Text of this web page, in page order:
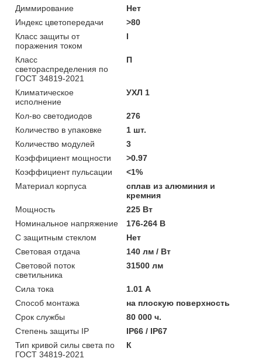
Диммирование
Нет
Индекс цветопередачи
>80
Класс защиты от
поражения током
I
Класс
светораспределения по
ГОСТ 34819-2021
П
Климатическое
исполнение
УХЛ 1
Кол-во светодиодов
276
Количество в упаковке
1 шт.
Количество модулей
3
Коэффициент мощности
>0.97
Коэффициент пульсации
<1%
Материал корпуса
сплав из алюминия и
кремния
Мощность
225 Вт
Номинальное напряжение
176-264 В
С защитным стеклом
Нет
Световая отдача
140 лм / Вт
Световой поток
светильника
31500 лм
Сила тока
1.01 А
Способ монтажа
на плоскую поверхность
Срок службы
80 000 ч.
Степень защиты IP
IP66 / IP67
Тип кривой силы света по
ГОСТ 34819-2021
К